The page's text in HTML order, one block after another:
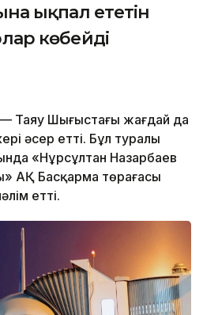
ықпал ететін
көбейді
Таяу Шығыстағы жағдай да
әсер етті. Бұл туралы
«Нұрсұлтан Назарбаев
АҚ Басқарма төрағасы
етті.